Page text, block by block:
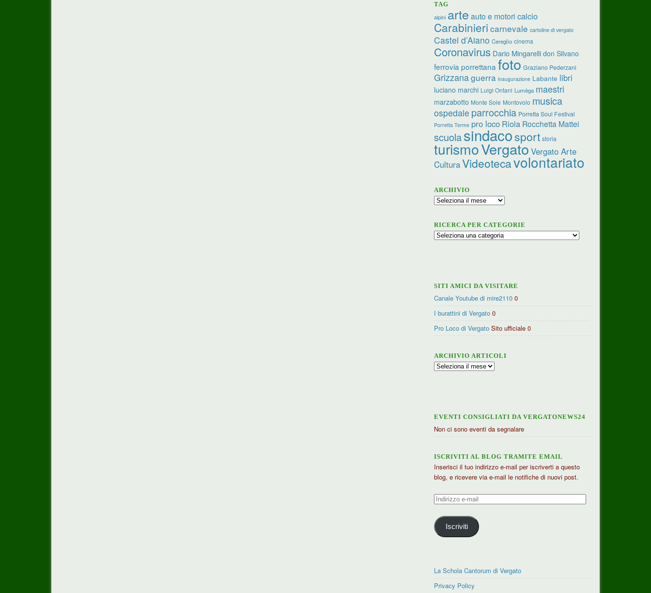
TAG
alpini arte auto e motori calcio
Carabinieri carnevale cartoline di vergato
Castel d’Aiano Cereglio cinema
Coronavirus Dario Mingarelli don Silvano
ferrovia porrettana foto Graziano Pederzani
Grizzanaguerra inaugurazione Labante libri
luciano marchi Luigi Ontani Lumèga maestri
marzabotto Monte Sole Montovolo musica
ospedale parrocchia Porretta Soul Festival
Porretta Terme pro loco Riola Rocchetta Mattei
scuolasindacosport storia
turismoVergato Vergato Arte
CulturaVideotecavolontariato
ARCHIVIO
Archivio
RICERCA PER CATEGORIE
Ricerca
SITI AMICI DA VISITARE
Canale Youtube di mire2110 0
I burattini di Vergato 0
Pro Loco di Vergato Sito ufficiale 0
ARCHIVIO ARTICOLI
Archivio
EVENTI CONSIGLIATI DA VERGATONEWS24
Non ci sono eventi da segnalare
ISCRIVITI AL BLOG TRAMITE EMAIL
Inserisci il tuo indirizzo e-mail per iscriverti a questo
blog, e ricevere via e-mail le notifiche di nuovi post.
Indirizzo
mail
Iscriviti
La Schola Cantorum di Vergato
Privacy Policy